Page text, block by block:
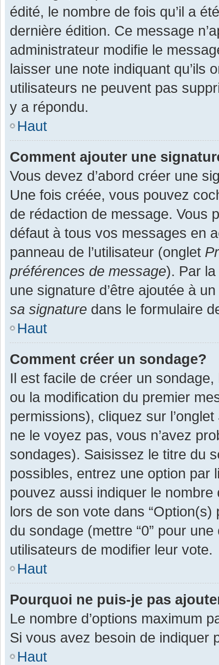
édité, le nombre de fois qu’il a
dernière édition. Ce message
administrateur modifie le
laisser une note indiquant qu’ils
utilisateurs ne peuvent pas
y a répondu.
Haut
Comment ajouter une
Vous devez d’abord créer une
Une fois créée, vous pouvez
de rédaction de message. Vous
défaut à tous vos messages en
panneau de l’utilisateur (onglet
préférences de message). Par
une signature d’être ajoutée à
sa signature dans le formulaire
Haut
Comment créer un sondage?
Il est facile de créer un
ou la modification du premier
permissions), cliquez sur l’onglet
ne le voyez pas, vous n’avez
sondages). Saisissez le titre du
possibles, entrez une option par
pouvez aussi indiquer le
lors de son vote dans “Option(s)
du sondage (mettre “0” pour
utilisateurs de modifier leur vote.
Haut
Pourquoi ne puis-je pas
Le nombre d’options maximum
Si vous avez besoin de indiquer
Haut